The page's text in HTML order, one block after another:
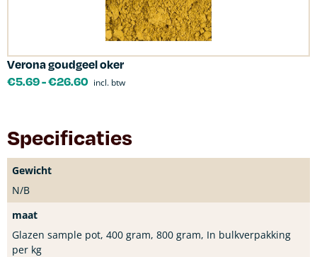
Verona goudgeel oker
€5.69-€26.60 incl. btw
Specificaties
Gewicht
N/B
maat
Glazen sample pot, 400 gram, 800 gram, In bulkverpakking
per kg